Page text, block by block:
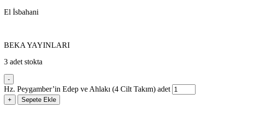
El İsbahani
BEKA YAYINLARI
3 adet stokta
-
Hz. Peygamber’in Edep ve Ahlakı (4 Cilt Takım) adet
+ Sepete Ekle